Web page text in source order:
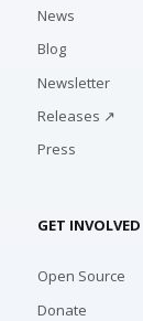
News
Blog
Newsletter
Releases ↗
Press
GET INVOLVED
Open Source
Donate